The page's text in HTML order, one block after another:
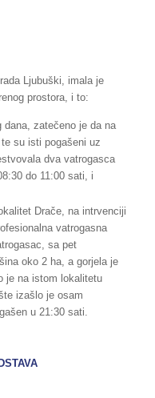
Ljubuški, imala je
prostora, i to:
dana, zatečeno je da na
su isti pogašeni uz
dva vatrogasca
do 11:00 sati, i
Drače, na intrvenciji
vatrogasna
sa pet
oko 2 ha, a gorjela je
je na istom lokalitetu
izašlo je osam
u 21:30 sati.